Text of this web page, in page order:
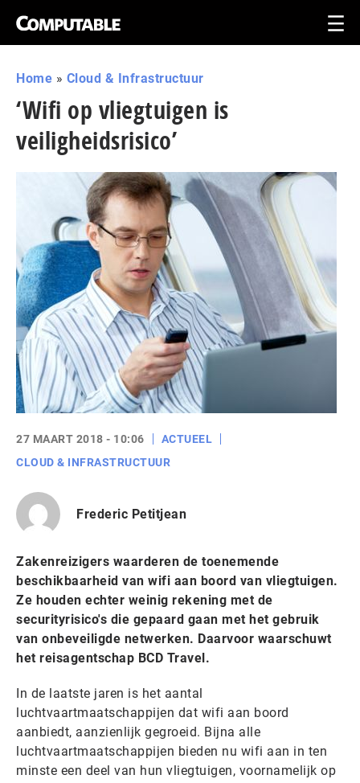
Home » Cloud & Infrastructuur
‘Wifi op vliegtuigen is
veiligheidsrisico’
27 MAART 2018 - 10:06
ACTUEEL
CLOUD & INFRASTRUCTUUR
Frederic Petitjean
Zakenreizigers waarderen de toenemende
beschikbaarheid van wifi aan boord van vliegtuigen.
Ze houden echter weinig rekening met de
securityrisico's die gepaard gaan met het gebruik
van onbeveiligde netwerken. Daarvoor waarschuwt
het reisagentschap BCD Travel.
In de laatste jaren is het aantal
luchtvaartmaatschappijen dat wifi aan boord
aanbiedt, aanzienlijk gegroeid. Bijna alle
luchtvaartmaatschappijen bieden nu wifi aan in ten
minste een deel van hun vliegtuigen, voornamelijk op